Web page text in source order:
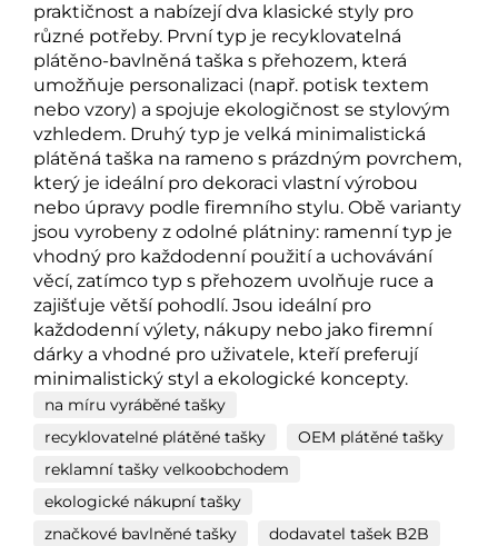
praktičnost a nabízejí dva klasické styly pro
různé potřeby. První typ je recyklovatelná
plátěno-bavlněná taška s přehozem, která
umožňuje personalizaci (např. potisk textem
nebo vzory) a spojuje ekologičnost se stylovým
vzhledem. Druhý typ je velká minimalistická
plátěná taška na rameno s prázdným povrchem,
který je ideální pro dekoraci vlastní výrobou
nebo úpravy podle firemního stylu. Obě varianty
jsou vyrobeny z odolné plátniny: ramenní typ je
vhodný pro každodenní použití a uchovávání
věcí, zatímco typ s přehozem uvolňuje ruce a
zajišťuje větší pohodlí. Jsou ideální pro
každodenní výlety, nákupy nebo jako firemní
dárky a vhodné pro uživatele, kteří preferují
minimalistický styl a ekologické koncepty.
na míru vyráběné tašky
recyklovatelné plátěné tašky
OEM plátěné tašky
reklamní tašky velkoobchodem
ekologické nákupní tašky
značkové bavlněné tašky
dodavatel tašek B2B